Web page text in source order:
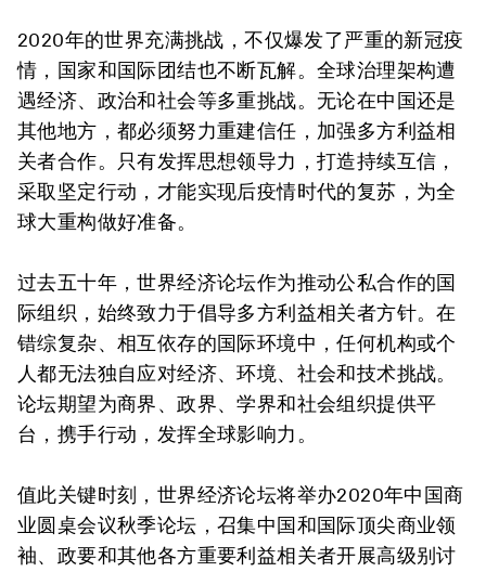
2020年的世界充满挑战，不仅爆发了严重的新冠疫
情，国家和国际团结也不断瓦解。全球治理架构遭
遇经济、政治和社会等多重挑战。无论在中国还是
其他地方，都必须努力重建信任，加强多方利益相
关者合作。只有发挥思想领导力，打造持续互信，
采取坚定行动，才能实现后疫情时代的复苏，为全
球大重构做好准备。
过去五十年，世界经济论坛作为推动公私合作的国
际组织，始终致力于倡导多方利益相关者方针。在
错综复杂、相互依存的国际环境中，任何机构或个
人都无法独自应对经济、环境、社会和技术挑战。
论坛期望为商界、政界、学界和社会组织提供平
台，携手行动，发挥全球影响力。
值此关键时刻，世界经济论坛将举办2020年中国商
业圆桌会议秋季论坛，召集中国和国际顶尖商业领
袖、政要和其他各方重要利益相关者开展高级别讨